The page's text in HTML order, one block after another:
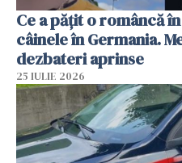
Ce a pățit o româncă
câinele în Germania.
dezbateri aprinse
25 IULIE 2026